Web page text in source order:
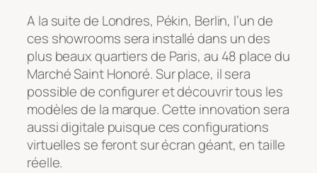
A la suite de Londres, Pékin, Berlin, l’un de
ces showrooms sera installé dans un des
plus beaux quartiers de Paris, au 48 place du
Marché Saint Honoré. Sur place, il sera
possible de configurer et découvrir tous les
modèles de la marque. Cette innovation sera
aussi digitale puisque ces configurations
virtuelles se feront sur écran géant, en taille
réelle.